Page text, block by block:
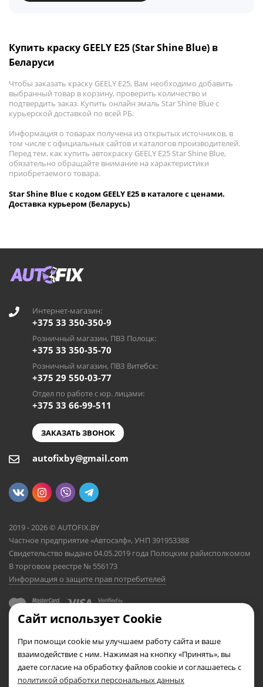
Купить краску GEELY E25 (Star Shine Blue) в
Беларуси
Чтобы заказать краску GEELY E25, Вам необходимо добавить
выбранный товар в корзину, проверить количество и
подтвердить заказ. Купить онлайн эмаль Star Shine Blue с
курьерской доставкой по всей РБ.
Информация о товарах получена из открытых источников, в
том числе с официальных сайтов и каталогов производителей.
Перед тем, как купить автокраску GEELY E25 Star Shine Blue,
обязательно обращайте внимание на характеристики
приобретаемого товара.
Star Shine Blue с кодом GEELY E25 в каталоге с ценами.
Доставка курьером (Беларусь)
Интернет-магазин:
+375 33 350-350-9
Розничный магазин, ПВЗ Полоцк:
+375 33 350-35-70
Розничный магазин, ПВЗ Витебск:
+375 29 550-03-77
Отдел по работе с юр. лицами:
+375 33 66-99-511
ЗАКАЗАТЬ ЗВОНОК
autofixby@gmail.com
2019 - 2026 © AUTOFIX.BY
Частное предприятие «Автосэлф», УНП 391953388
Свидетельство выдано 04.05.2019 года Полоцким райисполкомом
В торговом реестре № 556173
Информация о защите прав потребителей
Сайт использует Cookie
При помощи cookie мы улучшаем работу сайта и ваше
взаимодействие с ним. Нажимая на кнопку «Принять», вы
даете согласие на обработку файлов cookie и соглашаетесь с
политикой обработки персональных данных